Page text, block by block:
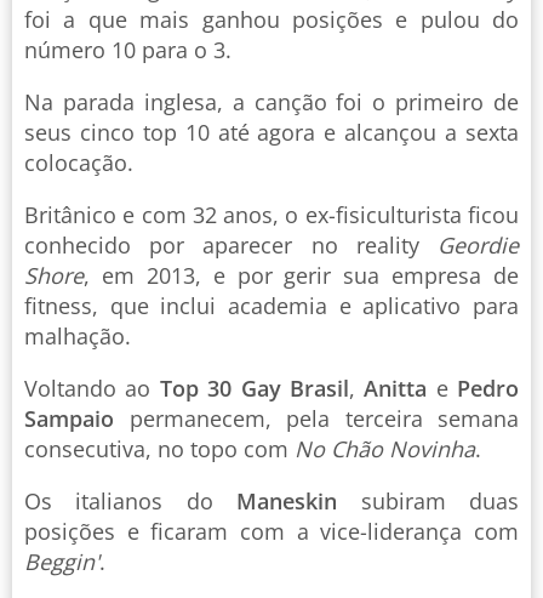
foi a que mais ganhou posições e pulou do
número 10 para o 3.
Na parada inglesa, a canção foi o primeiro de
seus cinco top 10 até agora e alcançou a sexta
colocação.
Britânico e com 32 anos, o ex-fisiculturista ficou
conhecido por aparecer no reality Geordie
Shore, em 2013, e por gerir sua empresa de
fitness, que inclui academia e aplicativo para
malhação.
Voltando ao Top 30 Gay Brasil,Anitta e Pedro
Sampaio permanecem, pela terceira semana
consecutiva, no topo com No Chão Novinha.
Os italianos do Maneskin subiram duas
posições e ficaram com a vice-liderança com
Beggin'.